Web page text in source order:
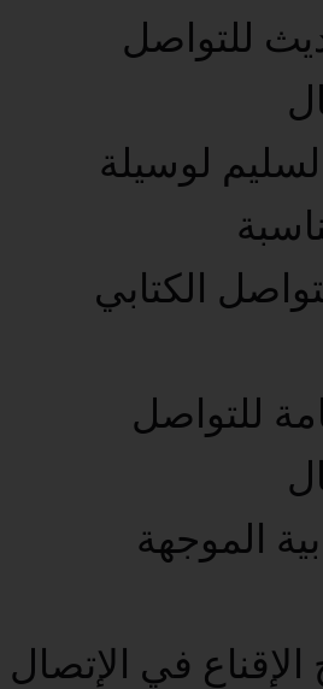
للتواصل
لوسيلة
الكتابي
للتواصل
الموجهة
في الإتصال